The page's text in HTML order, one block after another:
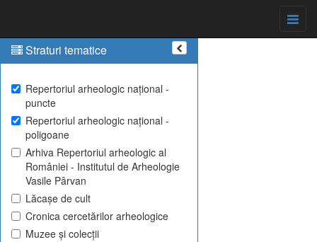
Straturi tematice
Repertoriul arheologic național -
puncte
Repertoriul arheologic național -
poligoane
Arhiva Repertoriul arheologic al
României - Institutul de Arheologie
Vasile Pârvan
Lăcașe de cult
Cronica cercetărilor arheologice
Muzee și colecții